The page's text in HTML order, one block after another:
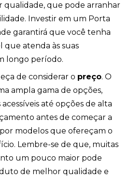
qualidade, que pode arranhar
Investir em um Porta
garantirá que você tenha
atenda às suas
longo período.
de considerar o preço. O
ampla gama de opções,
até opções de alta
antes de começar a
modelos que ofereçam o
Lembre-se de que, muitas
um pouco maior pode
de melhor qualidade e